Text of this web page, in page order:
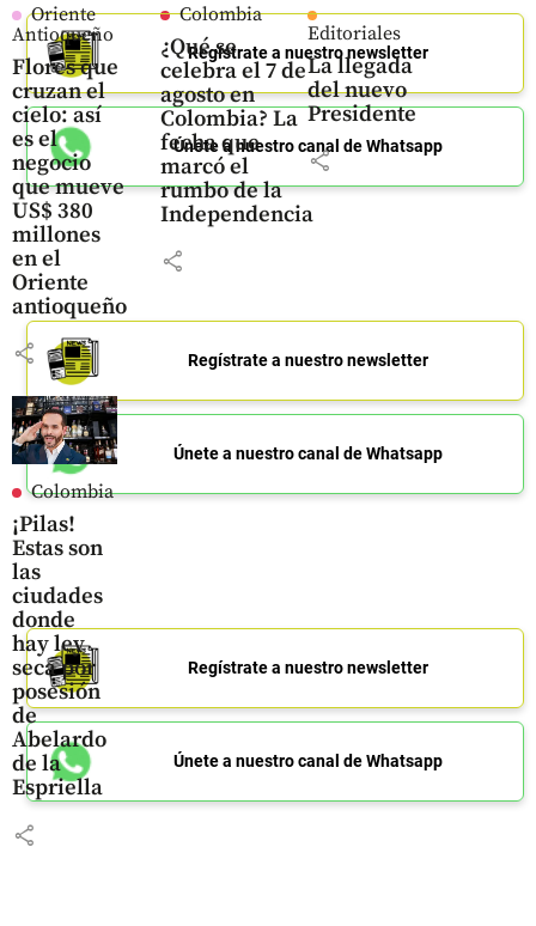
Oriente
Antioqueño
Flores que
cruzan el
cielo: así
es el
negocio
que mueve
US$ 380
millones
en el
Oriente
antioqueño
share
Colombia
¿Qué se
celebra el 7 de
agosto en
Colombia? La
fecha que
marcó el
rumbo de la
Independencia
share
Editoriales
La llegada
del nuevo
Presidente
share
Colombia
¡Pilas!
Estas son
las
ciudades
donde
hay ley
seca por
posesión
de
Abelardo
de la
Espriella
share
Regístrate a nuestro newsletter
Únete a nuestro canal de Whatsapp
Regístrate a nuestro newsletter
Únete a nuestro canal de Whatsapp
Regístrate a nuestro newsletter
Únete a nuestro canal de Whatsapp